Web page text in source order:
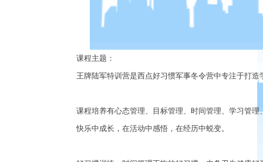
课程主题：
王牌陆军特训营是西点好习惯军事冬令营中专注于打
课程培养有心态管理、目标管理、时间管理、学习管
快乐中成长，在活动中感悟，在经历中蜕变。